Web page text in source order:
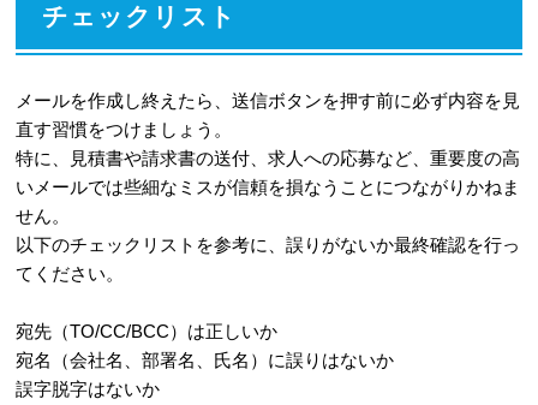
チェックリスト
メールを作成し終えたら、送信ボタンを押す前に必ず内容を見
直す習慣をつけましょう。
特に、見積書や請求書の送付、求人への応募など、重要度の高
いメールでは些細なミスが信頼を損なうことにつながりかねま
せん。
以下のチェックリストを参考に、誤りがないか最終確認を行っ
てください。
宛先（TO/CC/BCC）は正しいか
宛名（会社名、部署名、氏名）に誤りはないか
誤字脱字はないか